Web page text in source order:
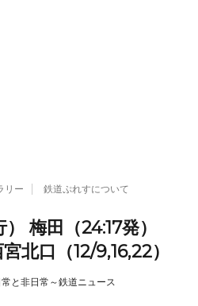
リー 鉄道ぷれすについて
梅田（24:17発）
北口（12/9,16,22）
と非日常～鉄道ニュース